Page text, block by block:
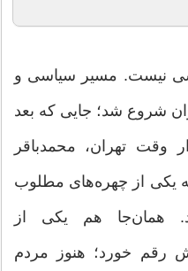
نیست. مسیر سیاسی و
شروع شد؛ جایی که بعد
وقت تهران، محمدباقر
یکی از چهره‌های مطلوب
همان‌جا هم یکی از
رقم خورد؛ هنوز مردم